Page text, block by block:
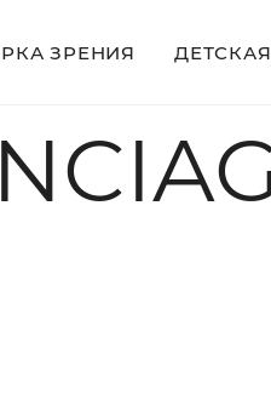
ЗРЕНИЯ